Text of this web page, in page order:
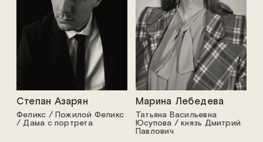
Степан Азарян
Феликс / Пожилой Феликс
/ Дама с портрета
Марина Лебедева
Татьяна Васильевна
Юсупова / князь Дмитрий
Павлович